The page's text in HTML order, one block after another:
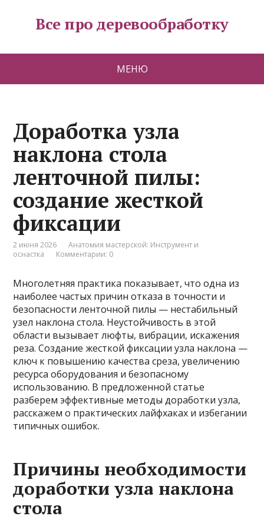
Все про деревообработку
МЕНЮ
Доработка узла
наклона стола
ленточной пилы:
создание жесткой
фиксации
2 июня 2026
Анатомия мастерской: Инструмент и
оснастка
Комментарии: 0
Многолетняя практика показывает, что одна из
наиболее частых причин отказа в точности и
безопасности ленточной пилы — нестабильный
узел наклона стола. Неустойчивость в этой
области вызывает люфты, вибрации, искажения
реза. Создание жесткой фиксации узла наклона —
ключ к повышению качества среза, увеличению
ресурса оборудования и безопасному
использованию. В предложенной статье
разберем эффективные методы доработки узла,
расскажем о практических лайфхаках и избегании
типичных ошибок.
Причины необходимости
доработки узла наклона
стола